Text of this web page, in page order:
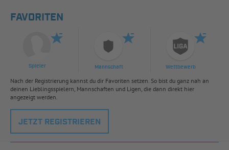
FAVORITEN
Spieler Mannschaft Wettbewerb
Nach der Registrierung kannst du dir Favoriten setzen. So bist du ganz nah an
deinen Lieblingsspielern, Mannschaften und Ligen, die dann direkt hier
angezeigt werden.
JETZT REGISTRIEREN